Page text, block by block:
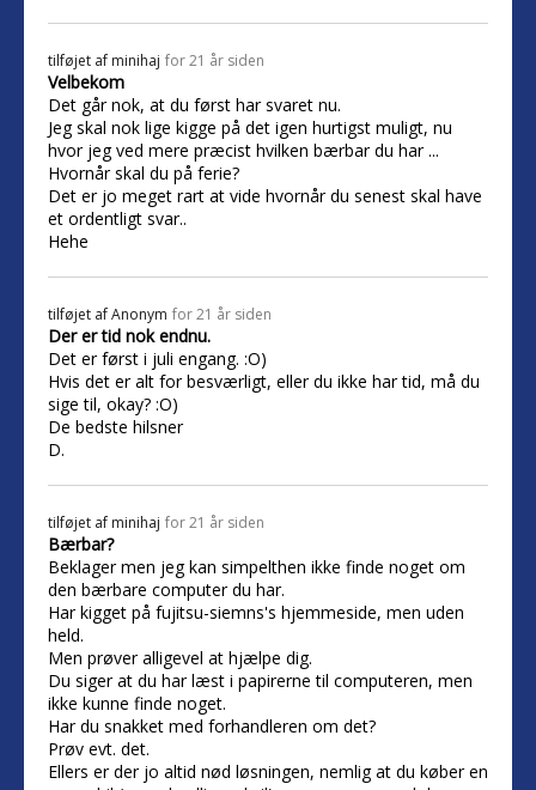
tilføjet af minihaj for 21 år siden
Velbekom
Det går nok, at du først har svaret nu.
Jeg skal nok lige kigge på det igen hurtigst muligt, nu
hvor jeg ved mere præcist hvilken bærbar du har ...
Hvornår skal du på ferie?
Det er jo meget rart at vide hvornår du senest skal have
et ordentligt svar..
Hehe
tilføjet afAnonym for 21 år siden
Der er tid nok endnu.
Det er først i juli engang. :O)
Hvis det er alt for besværligt, eller du ikke har tid, må du
sige til, okay? :O)
De bedste hilsner
D.
tilføjet af minihaj for 21 år siden
Bærbar?
Beklager men jeg kan simpelthen ikke finde noget om
den bærbare computer du har.
Har kigget på fujitsu-siemns's hjemmeside, men uden
held.
Men prøver alligevel at hjælpe dig.
Du siger at du har læst i papirerne til computeren, men
ikke kunne finde noget.
Har du snakket med forhandleren om det?
Prøv evt. det.
Ellers er der jo altid nød løsningen, nemlig at du køber en